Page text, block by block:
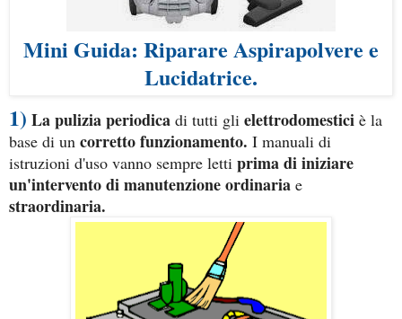
Mini Guida: Riparare Aspirapolvere e
Lucidatrice.
1) La pulizia periodica di tutti gli elettrodomestici è la
base di un corretto funzionamento. I manuali di
istruzioni d'uso vanno sempre letti prima di iniziare
un'intervento di manutenzione ordinaria e
straordinaria.